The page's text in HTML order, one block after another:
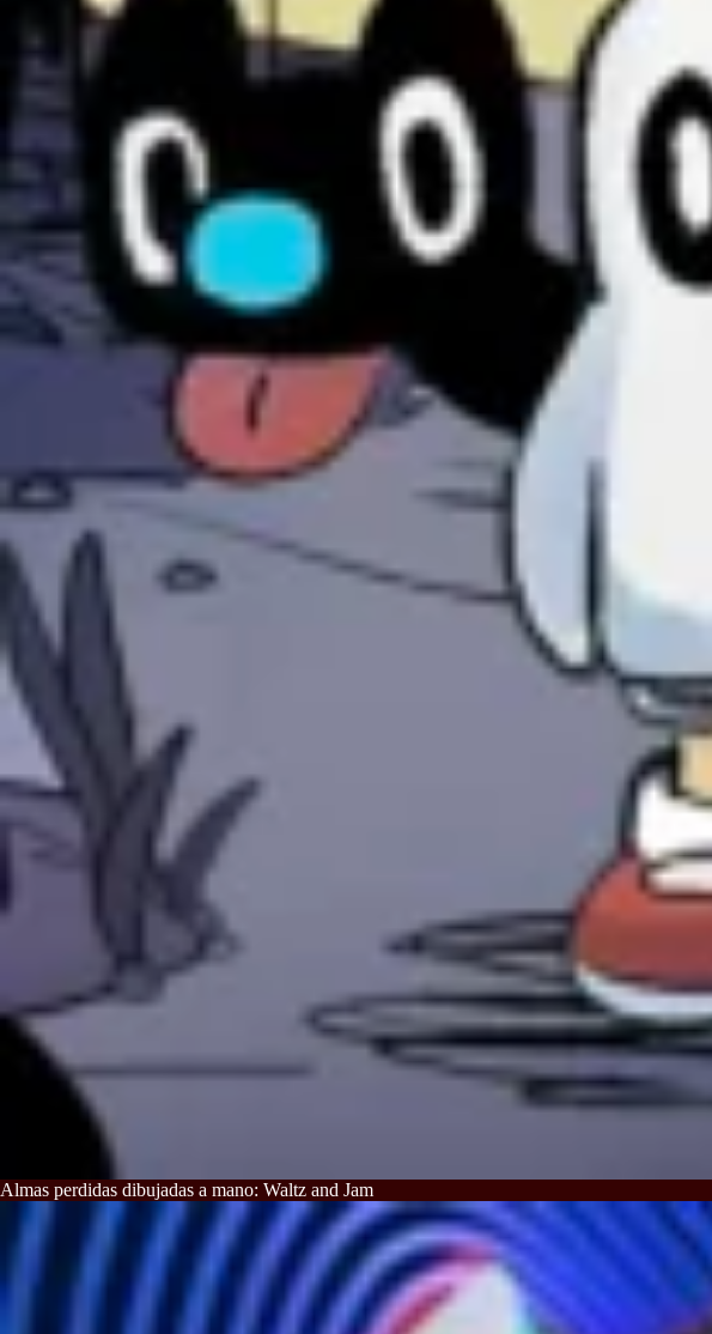
Almas perdidas dibujadas a mano: Waltz and Jam